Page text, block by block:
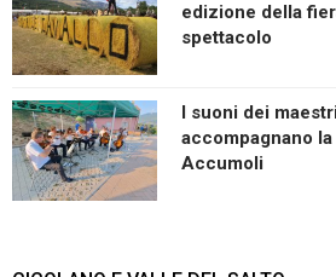
edizione della
spettacolo
I suoni dei
accompagnano
Accumoli